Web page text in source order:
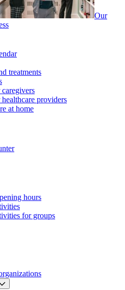
Our
treatments
providers
at home
hours
for groups